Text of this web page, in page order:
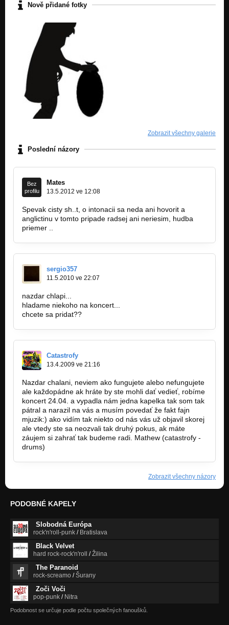
Nově přidané fotky
Zobrazit všechny galerie
Poslední názory
Bez
profilu
Mates
13.5.2012 ve 12:08
Spevak cisty sh..t, o intonacii sa neda ani hovorit a
anglictinu v tomto pripade radsej ani neriesim, hudba
priemer ..
sergio357
11.5.2010 ve 22:07
nazdar chlapi...
hladame niekoho na koncert...
chcete sa pridat??
Catastrofy
13.4.2009 ve 21:16
Nazdar chalani, neviem ako fungujete alebo nefungujete
ale každopádne ak hráte by ste mohli dať vedieť, robíme
koncert 24.04. a vypadla nám jedna kapelka tak som tak
pátral a narazil na vás a musím povedať že fakt fajn
mjuzik:) ako vidím tak niekto od nás vás už objavil skorej
ale vtedy ste sa neozvali tak druhý pokus, ak máte
záujem si zahrať tak budeme radi. Mathew (catastrofy -
drums)
Zobrazit všechny názory
PODOBNÉ KAPELY
Slobodná Európa
rock'n'roll-punk / Bratislava
Black Velvet
hard rock-rock'n'roll /Žilina
The Paranoid
rock-screamo /Šurany
Zoči Voči
pop-punk / Nitra
Podobnost se určuje podle počtu společných fanoušků.